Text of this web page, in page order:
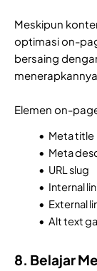
Meskipun
optimasi on-
bersaing
Elemen on-
Meta title
Meta
URL slug
Internal
External
Alt text
8. Belajar